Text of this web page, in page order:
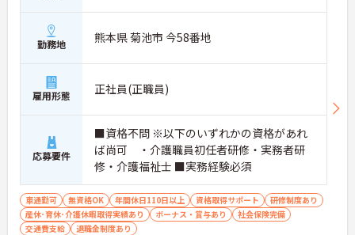
勤務地 熊本県 菊池市 今58番地
雇用形態 正社員(正職員)
応募要件
■資格不問 ※以下のいずれかの資格があれ
ば尚可 ・介護職員初任者研修・実務者研
修・介護福祉士 ■実務経験必須
車通勤可 無資格OK 年間休日110日以上 資格取得サポート
研修制度あり
産休･育休･介護休暇取得実績あり
ボーナス・賞与あり
社会保険完備
交通費支給
退職金制度あり